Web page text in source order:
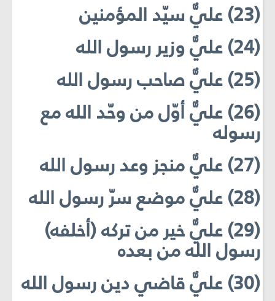
(23) عليٌّ سيّد المؤمنين
(24) عليٌّ وزير رسول الله
(25) عليٌّ صاحب رسول الله
(26) عليٌّ أوّل من وحّد الله مع
رسوله
(27) عليٌّ منجز وعد رسول الله
(28) عليٌّ موضع سرّ رسول الله
(29) عليٌّ خير من تركه (أخلفه)
رسول الله من بعده
(30) عليٌّ قاضي دين رسول الله